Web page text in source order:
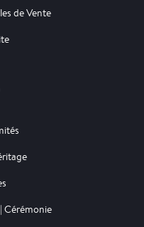
de Vente
Cérémonie